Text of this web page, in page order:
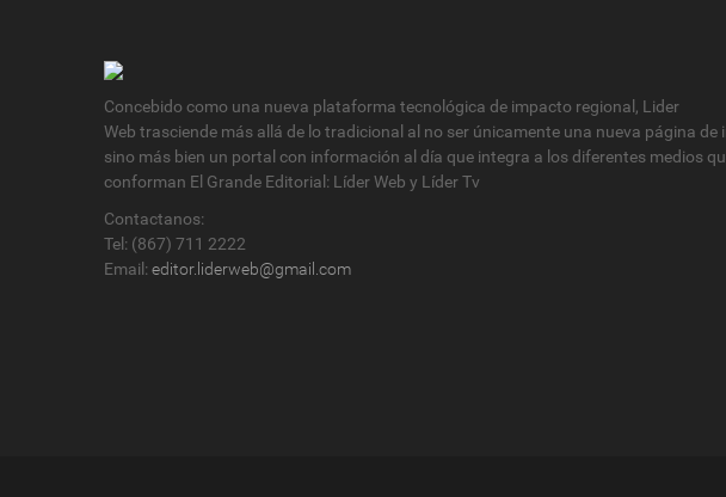
Concebido como una nueva plataforma tecnológica de impacto regional, Lider
Web trasciende más allá de lo tradicional al no ser únicamente una nueva página de
sino más bien un portal con información al día que integra a los diferentes medios
conforman El Grande Editorial: Líder Web y Líder Tv
Contactanos:
Tel: (867) 711 2222
Email: editor.liderweb@gmail.com